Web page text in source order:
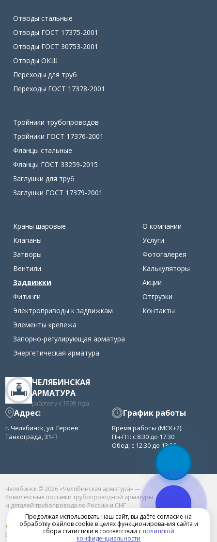
Отводы стальные
Отводы ГОСТ 17375-2001
Отводы ГОСТ 30753-2001
Отводы ОКШ
Переходы для труб
Переходы ГОСТ 17378-2001
Тройники трубопроводов
Тройники ГОСТ 17376-2001
Фланцы стальные
Фланцы ГОСТ 33259-2015
Заглушки для труб
Заглушки ГОСТ 17379-2001
Краны шаровые
Клапаны
Затворы
Вентили
Задвижки
Фитинги
Электроприводы к задвижкам
Элементы крепежа
Запорно-регулирующая арматура
Энергетическая арматура
О компании
Услуги
Фотогалерея
Калькуляторы
Акции
Отгрузки
Контакты
ЧЕЛЯБИНСКАЯ
АРМАТУРА
работаем с 1998 года
Адрес:
г. Челябинск, ул. Героев
Танкограда, 31-П
График работы
Время работы (МСК+2):
Пн-Пт: с 8:30 до 17:30
Обед: с 12:30 до 13:30
Челябинск © 2026 «Челябинская арматура» —
Комплексные поставки трубопроводной арматуры
и деталей трубопровода по России и СНГ
Продвижение сайта в Челябинске
Продолжая использовать наш сайт, вы даёте согласие на
обработку файлов cookie в целях функционирования сайта и
сбора статистики в соответствии с политикой
конфиденциальности